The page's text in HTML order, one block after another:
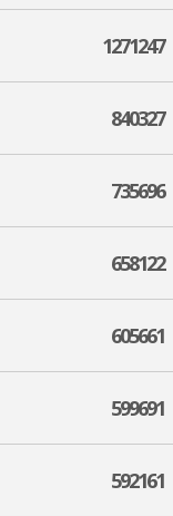
1271247
840327
735696
658122
605661
599691
592161